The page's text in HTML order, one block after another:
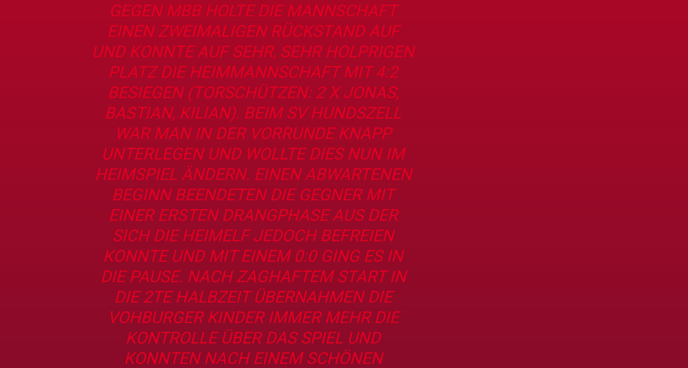
GEGEN MBB HOLTE DIE MANNSCHAFT
EINEN ZWEIMALIGEN RÜCKSTAND AUF
UND KONNTE AUF SEHR, SEHR HOLPRIGEN
PLATZ DIE HEIMMANNSCHAFT MIT 4:2
BESIEGEN (TORSCHÜTZEN: 2 X JONAS,
BASTIAN, KILIAN). BEIM SV HUNDSZELL
WAR MAN IN DER VORRUNDE KNAPP
UNTERLEGEN UND WOLLTE DIES NUN IM
HEIMSPIEL ÄNDERN. EINEN ABWARTENEN
BEGINN BEENDETEN DIE GEGNER MIT
EINER ERSTEN DRANGPHASE AUS DER
SICH DIE HEIMELF JEDOCH BEFREIEN
KONNTE UND MIT EINEM 0:0 GING ES IN
DIE PAUSE. NACH ZAGHAFTEM START IN
DIE 2TE HALBZEIT ÜBERNAHMEN DIE
VOHBURGER KINDER IMMER MEHR DIE
KONTROLLE ÜBER DAS SPIEL UND
KONNTEN NACH EINEM SCHÖNEN